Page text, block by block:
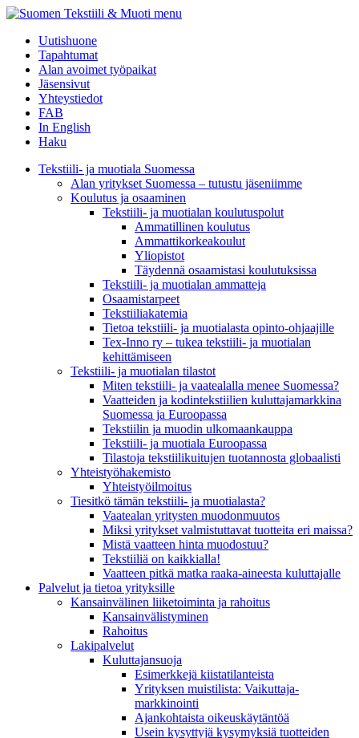
menu
Uutishuone
Tapahtumat
Alan avoimet työpaikat
Jäsensivut
Yhteystiedot
FAB
In English
Haku
Tekstiili- ja muotiala Suomessa
Alan yritykset Suomessa – tutustu jäseniimme
Koulutus ja osaaminen
Tekstiili- ja muotialan koulutuspolut
Ammatillinen koulutus
Ammattikorkeakoulut
Yliopistot
Täydennä osaamistasi koulutuksissa
Tekstiili- ja muotialan ammatteja
Osaamistarpeet
Tekstiiliakatemia
Tietoa tekstiili- ja muotialasta opinto-ohjaajille
Tex-Inno ry – tukea tekstiili- ja muotialan
kehittämiseen
Tekstiili- ja muotialan tilastot
Miten tekstiili- ja vaatealalla menee Suomessa?
Vaatteiden ja kodintekstiilien kuluttajamarkkina
Suomessa ja Euroopassa
Tekstiilin ja muodin ulkomaankauppa
Tekstiili- ja muotiala Euroopassa
Tilastoja tekstiilikuitujen tuotannosta globaalisti
Yhteistyö­hakemisto
Yhteistyöilmoitus
Tiesitkö tämän tekstiili- ja muotialasta?
Vaatealan yritysten muodonmuutos
Miksi yritykset valmistuttavat tuotteita eri maissa?
Mistä vaatteen hinta muodostuu?
Tekstiiliä on kaikkialla!
Vaatteen pitkä matka raaka-aineesta kuluttajalle
Palvelut ja tietoa yrityksille
Kansainvälinen liiketoiminta ja rahoitus
Kansain­välistyminen
Rahoitus
Lakipalvelut
Kuluttajansuoja
Esimerkkejä kiistatilanteista
Yrityksen muistilista: Vaikuttaja­
markkinointi
Ajankohtaista oikeuskäytäntöä
Usein kysyttyjä kysymyksiä tuotteiden